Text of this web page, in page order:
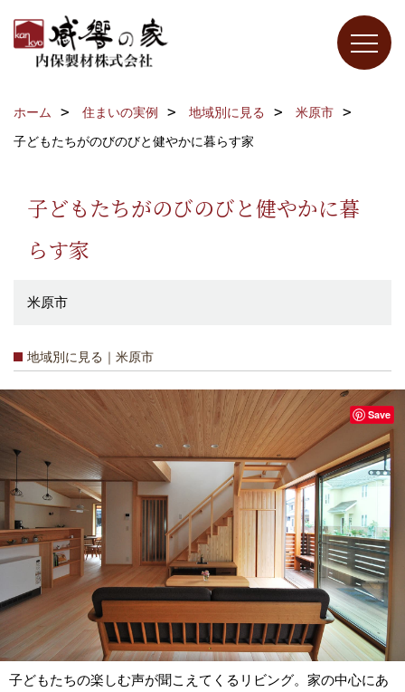
ホーム 住まいの実例 地域別に見る
米原市
子どもたちがのびのびと健やかに暮らす家
子どもたちがのびのびと健やかに暮
らす家
米原市
地域別に見る｜米原市
子どもたちの楽しむ声が聞こえてくるリビング。家の中心にあ
Save